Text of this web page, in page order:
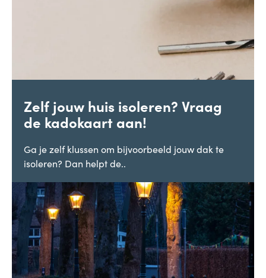
Zelf jouw huis isoleren? Vraag
de kadokaart aan!
Ga je zelf klussen om bijvoorbeeld jouw dak te
isoleren? Dan helpt de..